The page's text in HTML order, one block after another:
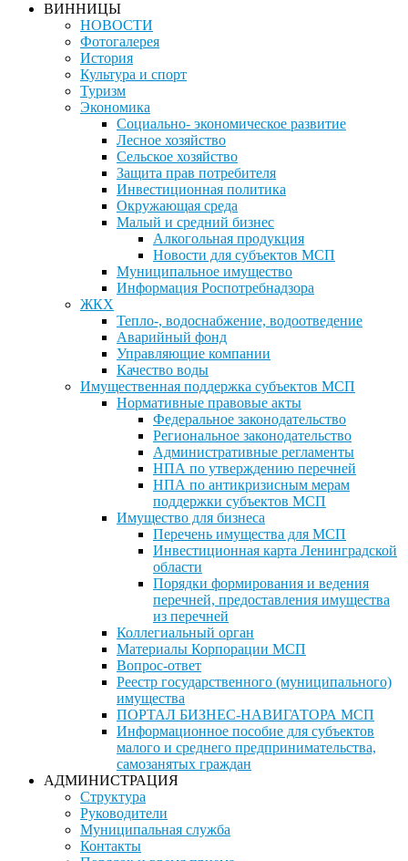
ВИННИЦЫ
НОВОСТИ
Фотогалерея
История
Культура и спорт
Туризм
Экономика
Социально- экономическое развитие
Лесное хозяйство
Сельское хозяйство
Защита прав потребителя
Инвестиционная политика
Окружающая среда
Малый и средний бизнес
Алкогольная продукция
Новости для субъектов МСП
Муниципальное имущество
Информация Роспотребнадзора
ЖКХ
Тепло-, водоснабжение, водоотведение
Аварийный фонд
Управляющие компании
Качество воды
Имущественная поддержка субъектов МСП
Нормативные правовые акты
Федеральное законодательство
Региональное законодательство
Административные регламенты
НПА по утверждению перечней
НПА по антикризисным мерам
поддержки субъектов МСП
Имущество для бизнеса
Перечень имущества для МСП
Инвестиционная карта Ленинградской
области
Порядки формирования и ведения
перечней, предоставления имущества
из перечней
Коллегиальный орган
Материалы Корпорации МСП
Вопрос-ответ
Реестр государственного (муниципального)
имущества
ПОРТАЛ БИЗНЕС-НАВИГАТОРА МСП
Информационное пособие для субъектов
малого и среднего предпринимательства,
самозанятых граждан
АДМИНИСТРАЦИЯ
Структура
Руководители
Муниципальная служба
Контакты